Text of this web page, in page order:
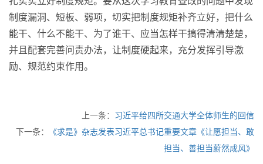
制度漏洞、短板、弱项，切实把制度规矩补齐立好，把什么
能干、什么不能干、为了谁干、应当怎样干搞得清清楚楚，
并且配套完善问责办法，让制度硬起来，充分发挥引导激
励、规范约束作用。
上一条： 习近平给四所交通大学全体师生的回信
下一条：
《求是》杂志发表习近平总书记重要文章《让愿担当、敢
担当、善担当蔚然成风》